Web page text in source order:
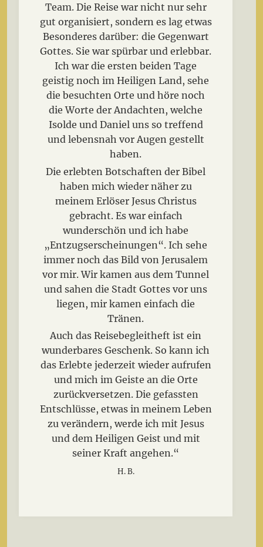
Team. Die Reise war nicht nur sehr
gut organisiert, sondern es lag etwas
Besonderes darüber: die Gegenwart
Gottes. Sie war spürbar und erlebbar.
Ich war die ersten beiden Tage
geistig noch im Heiligen Land, sehe
die besuchten Orte und höre noch
die Worte der Andachten, welche
Isolde und Daniel uns so treffend
und lebensnah vor Augen gestellt
haben.
Die erlebten Botschaften der Bibel
haben mich wieder näher zu
meinem Erlöser Jesus Christus
gebracht. Es war einfach
wunderschön und ich habe
„Entzugserscheinungen“. Ich sehe
immer noch das Bild von Jerusalem
vor mir. Wir kamen aus dem Tunnel
und sahen die Stadt Gottes vor uns
liegen, mir kamen einfach die
Tränen.
Auch das Reisebegleitheft ist ein
wunderbares Geschenk. So kann ich
das Erlebte jederzeit wieder aufrufen
und mich im Geiste an die Orte
zurückversetzen. Die gefassten
Entschlüsse, etwas in meinem Leben
zu verändern, werde ich mit Jesus
und dem Heiligen Geist und mit
seiner Kraft angehen.“
H. B.